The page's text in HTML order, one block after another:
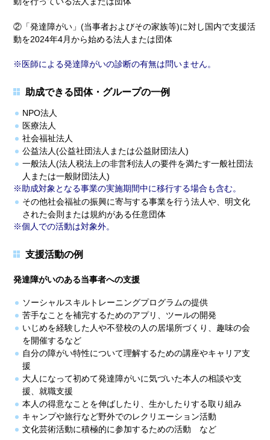
②「発達障がい」(当事者およびその家族等)に対し国内で支援活
動を2024年4月から始める法人または団体
医師による発達障がいの診断の有無は問いません。
助成できる団体・グループの一例
NPO法人
医療法人
社会福祉法人
公益法人(公益社団法人または公益財団法人)
一般法人(法人税法上の非営利法人の要件を満たす一般社団法
人または一般財団法人)
助成対象となる事業の実施期間中に移行する場合も含む。
その他社会福祉の振興に寄与する事業を行う法人や、明文化
された会則または規約がある任意団体
個人での活動は対象外。
支援活動の例
発達障がいのある当事者への支援
ソーシャルスキルトレーニングプログラムの提供
苦手なことを補完するためのアプリ、ツールの開発
いじめを経験した人や不登校の人の居場所づくり、趣味の会
を開催するなど
自分の障がい特性について理解するための講座やキャリア支
援
大人になって初めて発達障がいに気づいた本人の相談や支
援、就職支援
本人の得意なことを伸ばしたり、生かしたりする取り組み
キャンプや旅行など野外でのレクリエーション活動
文化芸術活動に積極的に参加するための活動 など